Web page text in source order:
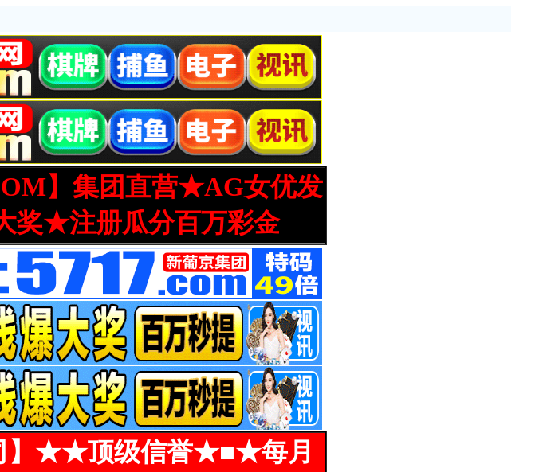
】集团直营★AG女优发
奖★注册瓜分百万彩金
】★★顶级信誉★■★每月